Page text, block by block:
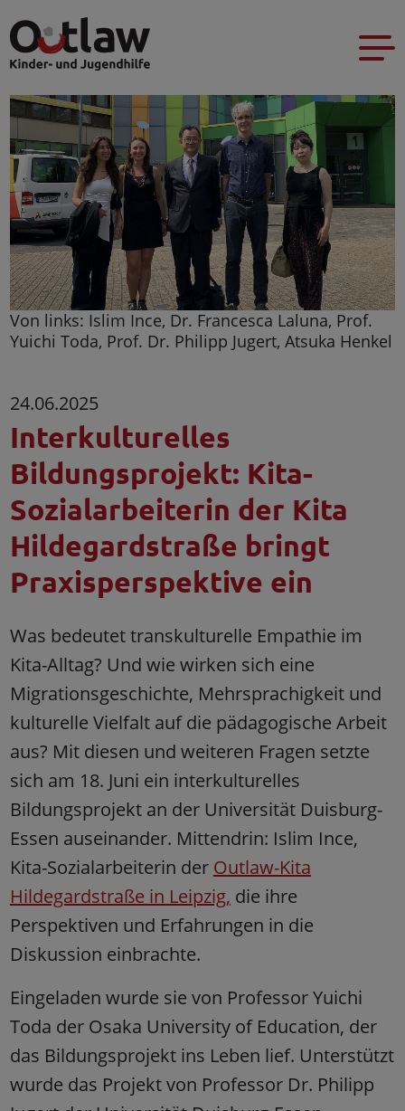
Von links: Islim Ince, Dr. Francesca Laluna, Prof.
Yuichi Toda, Prof. Dr. Philipp Jugert, Atsuka Henkel
24.06.2025
Interkulturelles
Bildungsprojekt: Kita-
Sozialarbeiterin der Kita
Hildegardstraße bringt
Praxisperspektive ein
Was bedeutet transkulturelle Empathie im
Kita-Alltag? Und wie wirken sich eine
Migrationsgeschichte, Mehrsprachigkeit und
kulturelle Vielfalt auf die pädagogische Arbeit
aus? Mit diesen und weiteren Fragen setzte
sich am 18. Juni ein interkulturelles
Bildungsprojekt an der Universität Duisburg-
Essen auseinander. Mittendrin: Islim Ince,
Kita-Sozialarbeiterin der Outlaw-Kita
Hildegardstraße in Leipzig, die ihre
Perspektiven und Erfahrungen in die
Diskussion einbrachte.
Eingeladen wurde sie von Professor Yuichi
Toda der Osaka University of Education, der
das Bildungsprojekt ins Leben lief. Unterstützt
wurde das Projekt von Professor Dr. Philipp